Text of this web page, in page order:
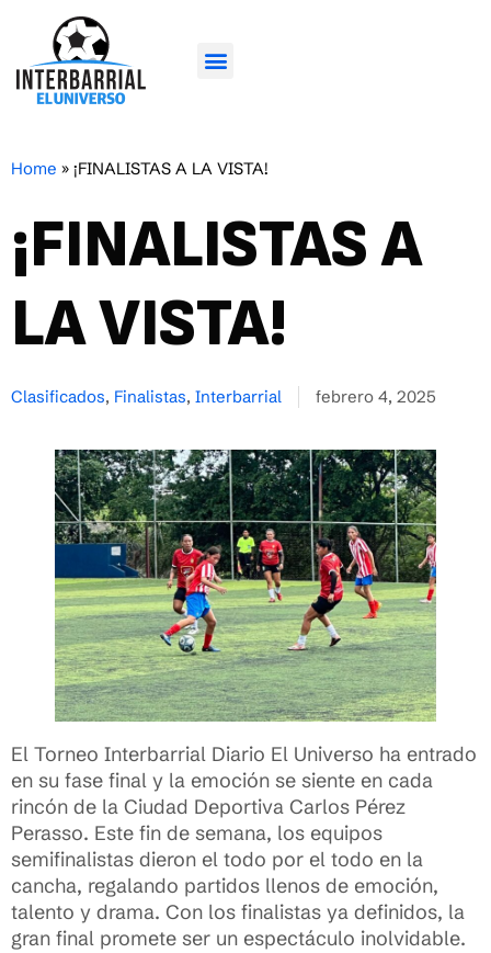
Home » ¡FINALISTAS A LA VISTA!
¡FINALISTAS A
LA VISTA!
Clasificados, Finalistas, Interbarrial febrero 4, 2025
El Torneo Interbarrial Diario El Universo ha entrado
en su fase final y la emoción se siente en cada
rincón de la Ciudad Deportiva Carlos Pérez
Perasso. Este fin de semana, los equipos
semifinalistas dieron el todo por el todo en la
cancha, regalando partidos llenos de emoción,
talento y drama. Con los finalistas ya definidos, la
gran final promete ser un espectáculo inolvidable.